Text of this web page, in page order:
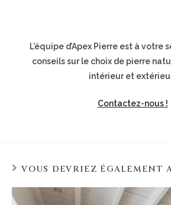
L’équipe d’Apex Pierre est à votre
conseils sur le choix de pierre
intérieur et
Contactez-nous !
VOUS DEVRIEZ ÉGALEMENT